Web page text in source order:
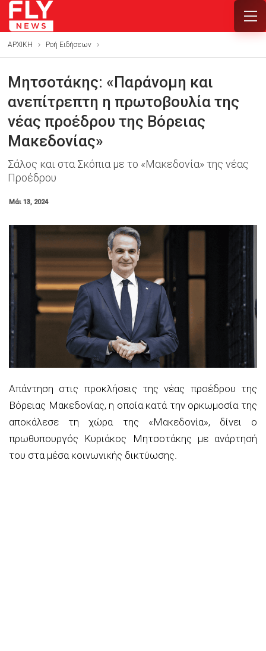
ΑΡΧΙΚΗ Ροή Ειδήσεων
Μητσοτάκης: «Παράνομη και
ανεπίτρεπτη η πρωτοβουλία της
νέας προέδρου της Βόρειας
Μακεδονίας»
Σάλος και στα Σκόπια με το «Μακεδονία» της νέας
Προέδρου
Μάι 13, 2024
Απάντηση στις προκλήσεις της νέας προέδρου της
Βόρειας Μακεδονίας, η οποία κατά την ορκωμοσία της
αποκάλεσε τη χώρα της «Μακεδονία», δίνει ο
πρωθυπουργός Κυριάκος Μητσοτάκης με ανάρτησή
του στα μέσα κοινωνικής δικτύωσης.